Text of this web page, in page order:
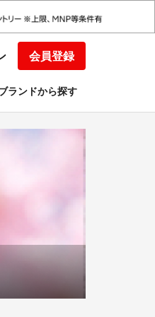
会員登録
ランドから探す